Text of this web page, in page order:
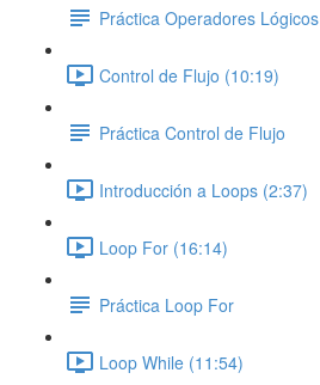
Práctica Operadores Lógicos
Control de Flujo (10:19)
Práctica Control de Flujo
Introducción a Loops (2:37)
Loop For (16:14)
Práctica Loop For
Loop While (11:54)